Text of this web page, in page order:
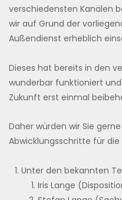
verschiedensten Kanälen
wir auf Grund der
Außendienst erheblich
Dieses hat bereits in den
wunderbar funktioniert
Zukunft erst einmal
Daher würden wir Sie
Abwicklungsschritte für
Unter den bekannten
Iris Lange